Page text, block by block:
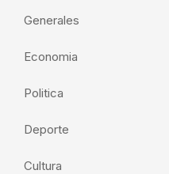
Generales
Economia
Politica
Deporte
Cultura